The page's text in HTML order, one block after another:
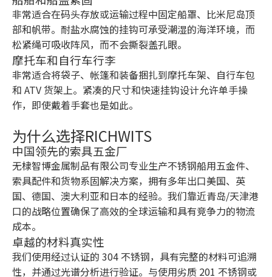
非常适合在码头存放或运输过程中固定船罩、比米尼岛顶
部和帆带。耐盐水腐蚀的挂钩可承受潮湿的海洋环境，而
松紧绳可吸收阵风，而不会撕裂盖孔眼。
摩托车和自行车行李
非常适合将袋子、帐篷和装备捆扎到摩托车架、自行车包
和 ATV 货架上。紧凑的尺寸和快速挂钩设计允许单手操
作，即使戴着手套也是如此。
为什么选择RICHWITS
中国领先的索具五金厂
无棣智博金属制品有限公司专业生产不锈钢船用五金件、
索具配件和货物系固解决方案，拥有多年出口美国、英
国、德国、澳大利亚和日本的经验。我们靠近青岛/天津港
口的战略位置确保了高效的全球运输和具有竞争力的物流
成本。
卓越的材料真实性
我们使用经过认证的 304 不锈钢，具有完整的材料可追溯
性，并通过光谱分析进行验证。与使用劣质 201 不锈钢或